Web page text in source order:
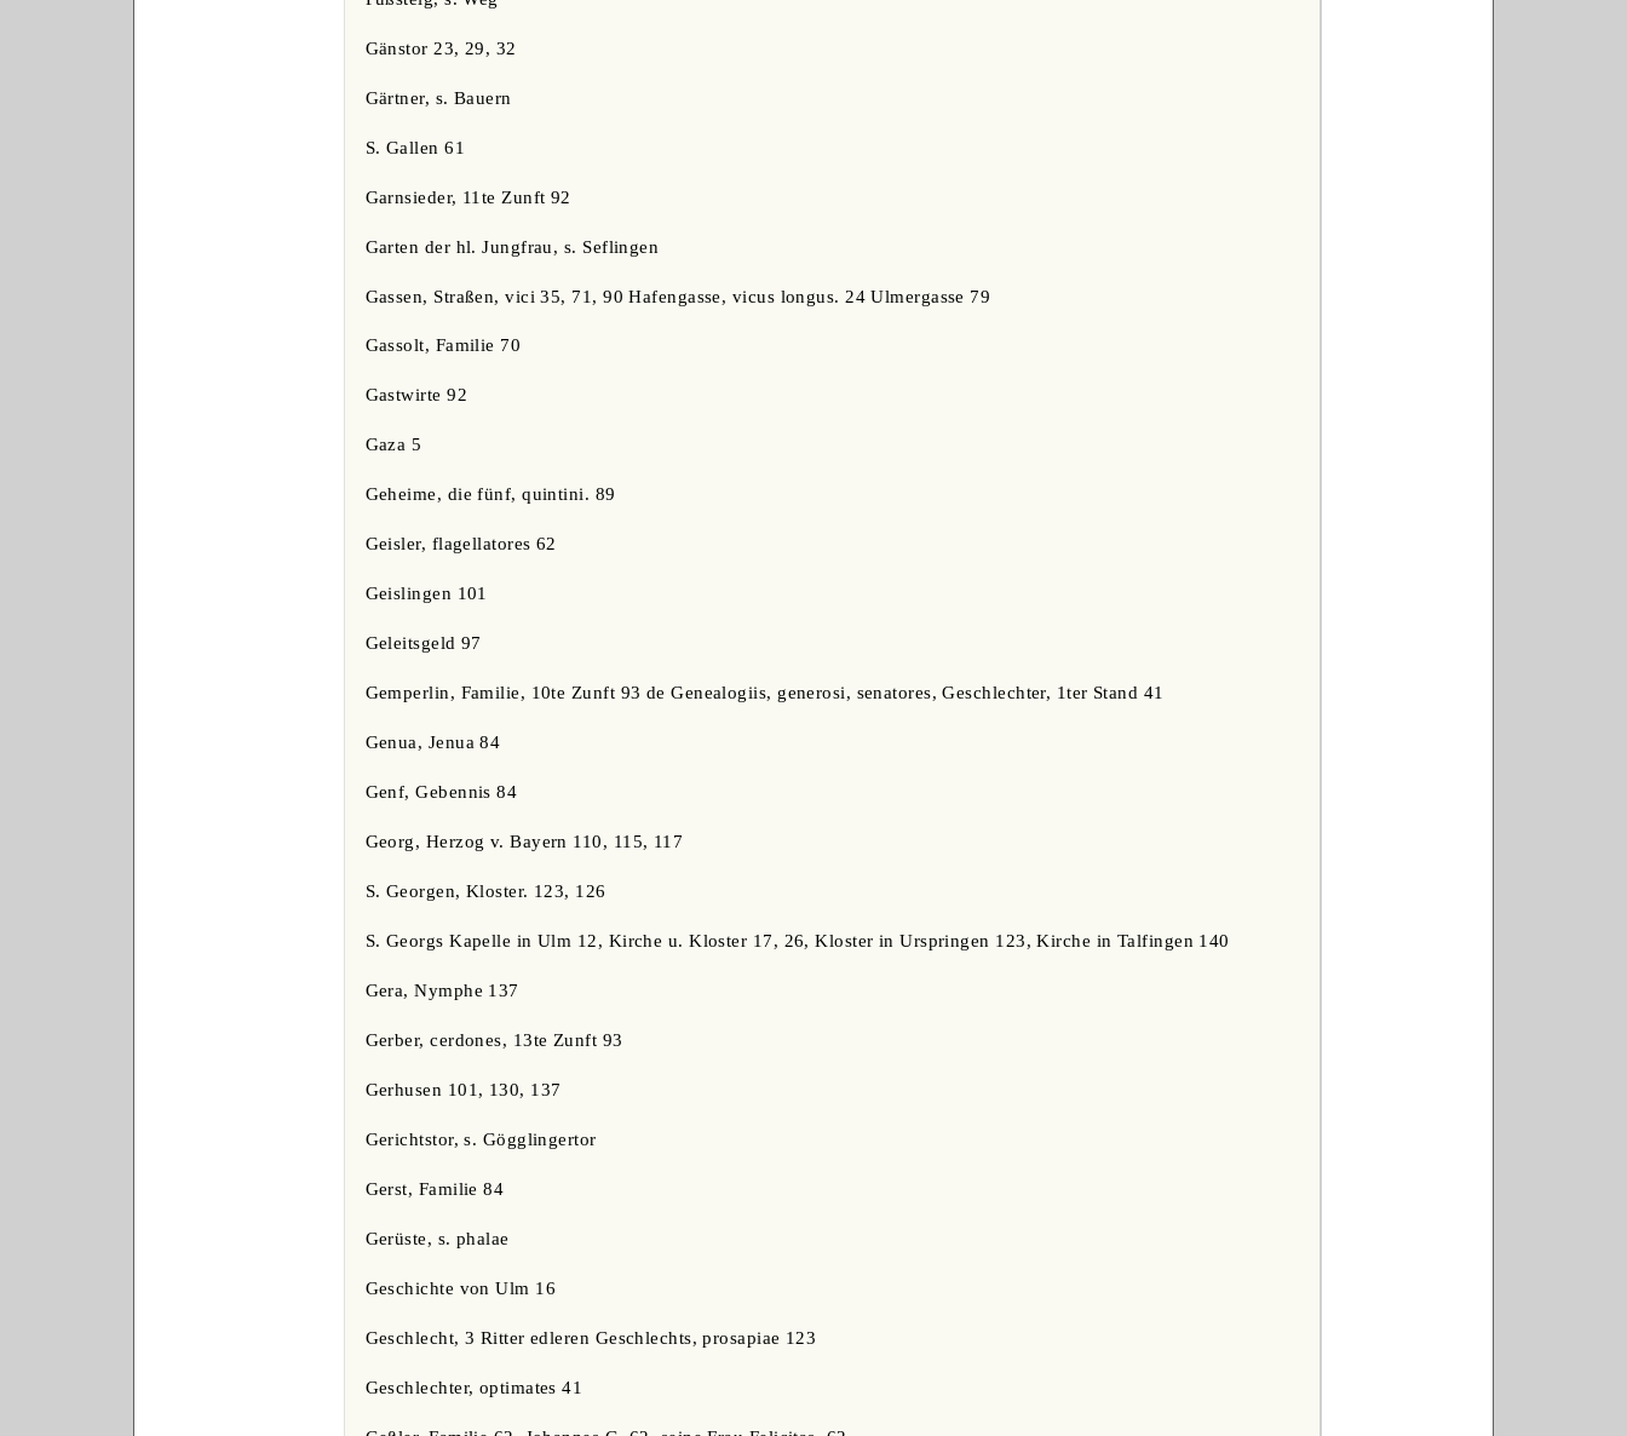
Gänstor 23, 29, 32
Gärtner, s. Bauern
S. Gallen 61
Garnsieder, 11te Zunft 92
Garten der hl. Jungfrau, s. Seflingen
Gassen, Straßen, vici 35, 71, 90 Hafengasse, vicus longus. 24 Ulmergasse 79
Gassolt, Familie 70
Gastwirte 92
Gaza 5
Geheime, die fünf, quintini. 89
Geisler, flagellatores 62
Geislingen 101
Geleitsgeld 97
Gemperlin, Familie, 10te Zunft 93 de Genealogiis, generosi, senatores, Geschlechter, 1ter Stand 41
Genua, Jenua 84
Genf, Gebennis 84
Georg, Herzog v. Bayern 110, 115, 117
S. Georgen, Kloster. 123, 126
S. Georgs Kapelle in Ulm 12, Kirche u. Kloster 17, 26, Kloster in Urspringen 123, Kirche in Talfingen 140
Gera, Nymphe 137
Gerber, cerdones, 13te Zunft 93
Gerhusen 101, 130, 137
Gerichtstor, s. Gögglingertor
Gerst, Familie 84
Gerüste, s. phalae
Geschichte von Ulm 16
Geschlecht, 3 Ritter edleren Geschlechts, prosapiae 123
Geschlechter, optimates 41